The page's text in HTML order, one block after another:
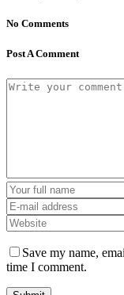
No Comments
Post A Comment
Save my name,
time I comment.